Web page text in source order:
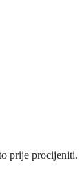
prije procijeniti.